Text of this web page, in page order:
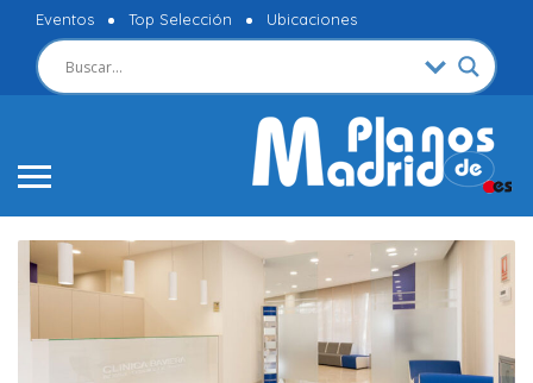
Eventos Top Selección Ubicaciones